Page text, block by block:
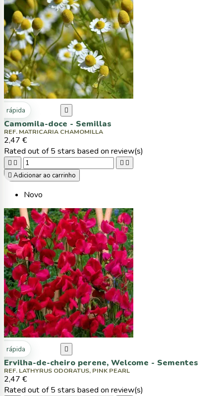
rápida 
Camomila-doce - Semillas
REF. MATRICARIA CHAMOMILLA
2,47 €
Rated out of 5 stars based on review(s)
   
 Adicionar ao carrinho
Novo
rápida 
Ervilha-de-cheiro perene, Welcome - Sementes
REF. LATHYRUS ODORATUS, PINK PEARL
2,47 €
Rated out of 5 stars based on review(s)